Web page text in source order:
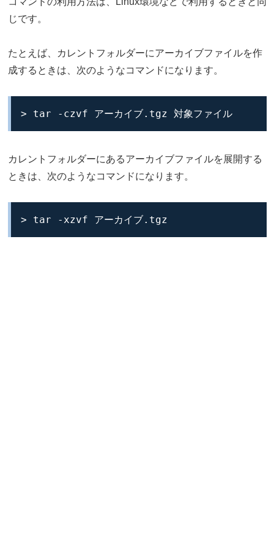
じです。
たとえば、カレントフォルダーにアーカイブファイルを作
成するときは、次のようなコマンドになります。
> tar -czvf アーカイブ.tgz 対象ファイル
カレントフォルダーにあるアーカイブファイルを展開する
ときは、次のようなコマンドになります。
> tar -xzvf アーカイブ.tgz